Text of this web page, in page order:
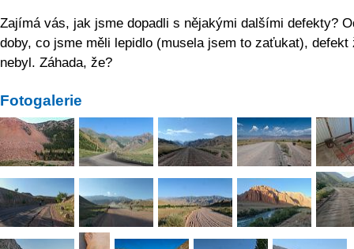
Zajímá vás, jak jsme dopadli s nějakými dalšími defekty?
doby, co jsme měli lepidlo (musela jsem to zaťukat), defekt
nebyl. Záhada, že?
Fotogalerie